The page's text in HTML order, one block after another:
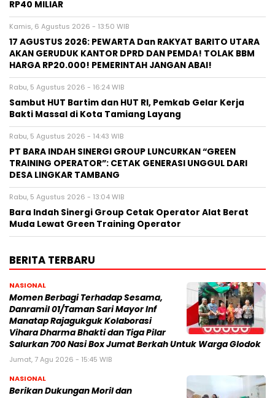
RP40 MILIAR
Kamis, 6 Agustus 2026 - 13:50 WIB
17 AGUSTUS 2026: PEWARTA Dan RAKYAT BARITO UTARA
AKAN GERUDUK KANTOR DPRD DAN PEMDA! TOLAK BBM
HARGA RP20.000! PEMERINTAH JANGAN ABAI!
Rabu, 5 Agustus 2026 - 16:24 WIB
Sambut HUT Bartim dan HUT RI, Pemkab Gelar Kerja
Bakti Massal di Kota Tamiang Layang
Rabu, 5 Agustus 2026 - 14:43 WIB
PT BARA INDAH SINERGI GROUP LUNCURKAN “GREEN
TRAINING OPERATOR”: CETAK GENERASI UNGGUL DARI
DESA LINGKAR TAMBANG
Rabu, 5 Agustus 2026 - 13:04 WIB
Bara Indah Sinergi Group Cetak Operator Alat Berat
Muda Lewat Green Training Operator
BERITA TERBARU
NASIONAL
Momen Berbagi Terhadap Sesama,
Danramil 01/Taman Sari Mayor Inf
Manatap Rajagukguk Kolaborasi
Vihara Dharma Bhakti dan Tiga Pilar
Salurkan 700 Nasi Box Jumat Berkah Untuk Warga Glodok
Jumat, 7 Agu 2026 - 15:45 WIB
NASIONAL
Berikan Dukungan Moril dan